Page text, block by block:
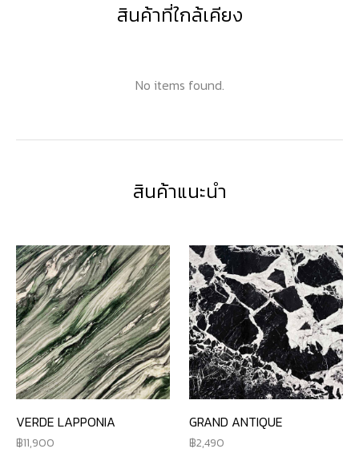
สินค้าที่ใกล้เคียง
No items found.
สินค้าแนะนำ
VERDE LAPPONIA
11,900
GRAND ANTIQUE
2,490